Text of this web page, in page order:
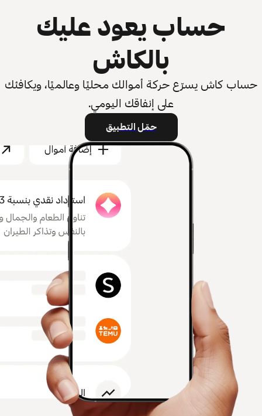
حساب يعود عليك
بالكاش
حساب كاش يسرّع حركة أموالك محليًا وعالميًا، ويكافئك
على إنفاقك اليومي.
حمّل التطبيق